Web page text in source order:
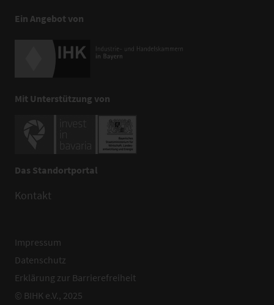
Ein Angebot von
Mit Unterstützung von
Das Standortportal
Kontakt
Impressum
Datenschutz
Erklärung zur Barrierefreiheit
© BIHK e.V., 2025